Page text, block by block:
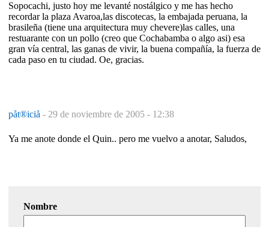
Sopocachi, justo hoy me levanté nostálgico y me has hecho
recordar la plaza Avaroa,las discotecas, la embajada peruana, la
brasileña (tiene una arquitectura muy chevere)las calles, una
restuarante con un pollo (creo que Cochabamba o algo asi) esa
gran vía central, las ganas de vivir, la buena compañía, la fuerza de
cada paso en tu ciudad. Oe, gracias.
påt®iciå - 29 de noviembre de 2005 - 12:38
Ya me anote donde el Quin.. pero me vuelvo a anotar, Saludos,
Nombre